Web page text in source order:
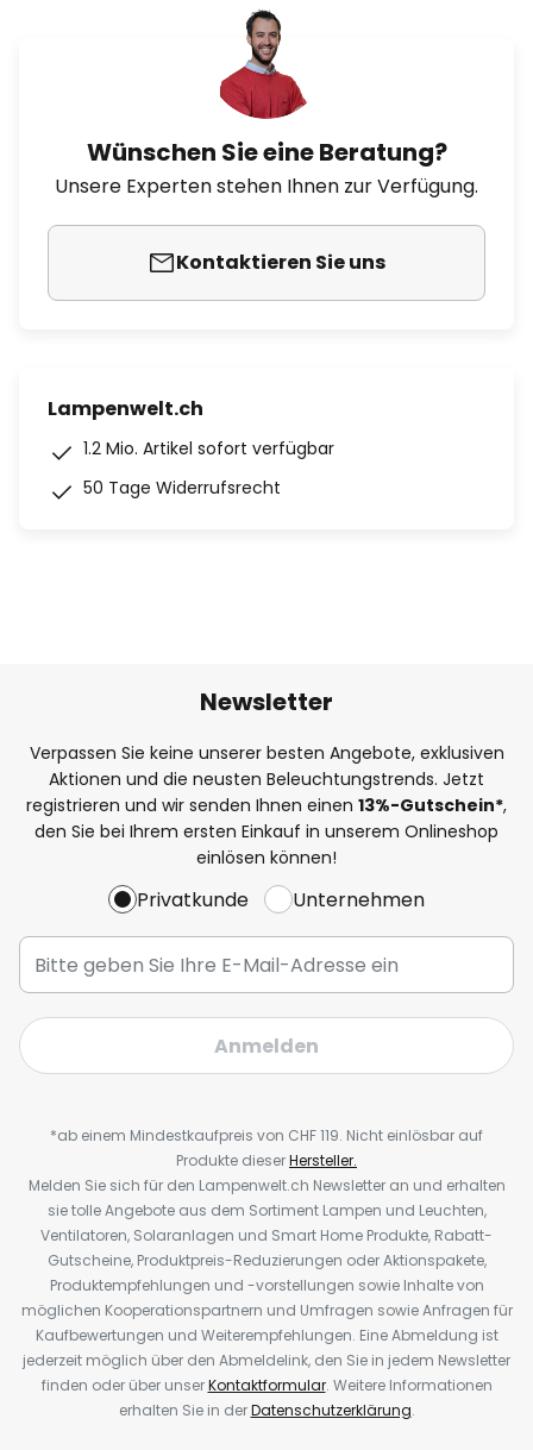
Wünschen Sie eine Beratung?
Unsere Experten stehen Ihnen zur Verfügung.
Kontaktieren Sie uns
Lampenwelt.ch
1.2 Mio. Artikel sofort verfügbar
50 Tage Widerrufsrecht
Newsletter
Verpassen Sie keine unserer besten Angebote, exklusiven
Aktionen und die neusten Beleuchtungstrends. Jetzt
registrieren und wir senden Ihnen einen 13%-Gutschein*,
den Sie bei Ihrem ersten Einkauf in unserem Onlineshop
einlösen können!
Privatkunde Unternehmen
Anmelden
*ab einem Mindestkaufpreis von CHF 119. Nicht einlösbar auf
Produkte dieserHersteller.
Melden Sie sich für den Lampenwelt.ch Newsletter an und erhalten
sie tolle Angebote aus dem Sortiment Lampen und Leuchten,
Ventilatoren, Solaranlagen und Smart Home Produkte, Rabatt-
Gutscheine, Produktpreis-Reduzierungen oder Aktionspakete,
Produktempfehlungen und -vorstellungen sowie Inhalte von
möglichen Kooperationspartnern und Umfragen sowie Anfragen für
Kaufbewertungen und Weiterempfehlungen. Eine Abmeldung ist
jederzeit möglich über den Abmeldelink, den Sie in jedem Newsletter
finden oder über unserKontaktformular. Weitere Informationen
erhalten Sie in derDatenschutzerklärung.